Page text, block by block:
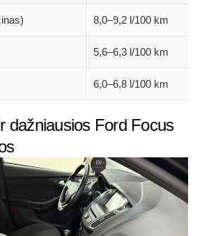
8,0–9,2 l/100 km
5,6–6,3 l/100 km
6,0–6,8 l/100 km
dažniausios Ford Focus